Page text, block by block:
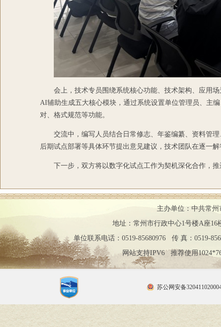
会上，技术专员围绕系统核心功能、技术架构、应用
AI辅助生成五大核心模块，通过系统设置单位管理员、主
对、格式规范等功能。
交流中，编写人员结合日常修志、年鉴编纂、资料管
后期试点部署等具体环节提出意见建议，技术团队在逐一
下一步，双方将以数字化试点工作为契机深化合作，
主办单位：中共常
地址：常州市行政中心1号楼A座16
单位联系电话：0519-85680976 传 真：0519-
网站支持IPV6 推荐使用
苏公网安备